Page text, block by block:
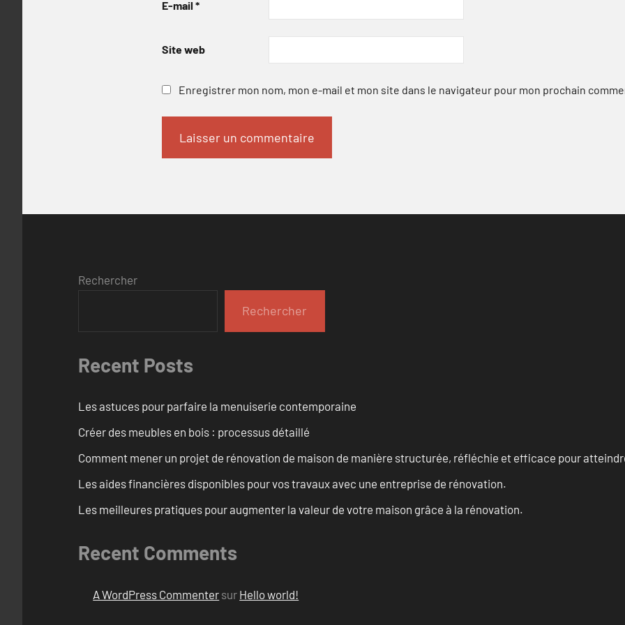
E-mail *
Site web
Enregistrer mon nom, mon e-mail et mon site dans le navigateur pour mon prochain
Rechercher
Rechercher
Recent Posts
Les astuces pour parfaire la menuiserie contemporaine
Créer des meubles en bois : processus détaillé
Comment mener un projet de rénovation de maison de manière structurée, réfléchie et efficace pour
Les aides financières disponibles pour vos travaux avec une entreprise de rénovation.
Les meilleures pratiques pour augmenter la valeur de votre maison grâce à la rénovation.
Recent Comments
A WordPress Commenter sur Hello world!